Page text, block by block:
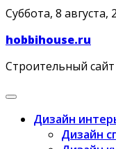
Skip
content
Суббота, 8 августа,
hobbihouse.ru
Строительный
Дизайн
Дизайн